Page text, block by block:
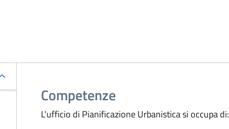
Competenze
L'ufficio di Pianificazione Urbanistica si occupa di: